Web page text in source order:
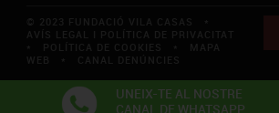
UNEIX-TE AL NOSTRE
CANAL DE WHATSAPP